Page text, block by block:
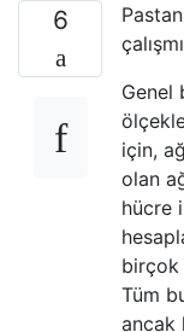
6
Genel
için,
olan
hücre
birçok
Tüm
ancak